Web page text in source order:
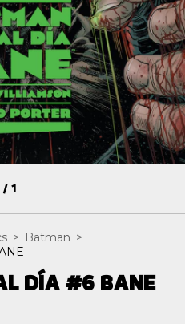
/1
> Batman >
DÍA #6 BANE